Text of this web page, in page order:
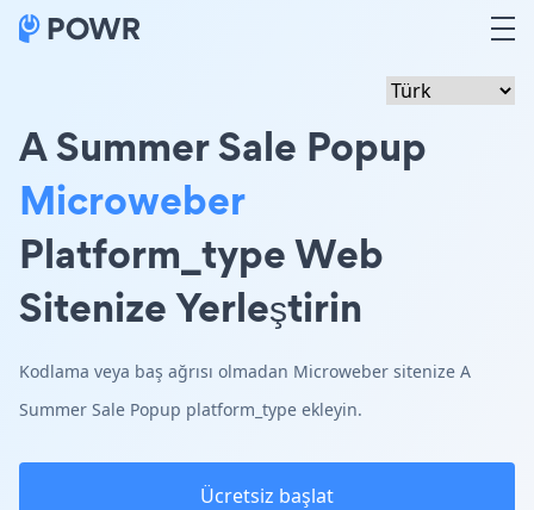
A Summer Sale Popup
Microweber
Platform_type Web
Sitenize Yerleştirin
Kodlama veya baş ağrısı olmadan Microweber sitenize A
Summer Sale Popup platform_type ekleyin.
Ücretsiz başlat